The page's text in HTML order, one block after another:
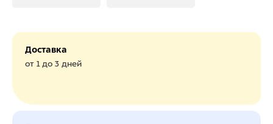
Доставка
от 1 до 3 дней